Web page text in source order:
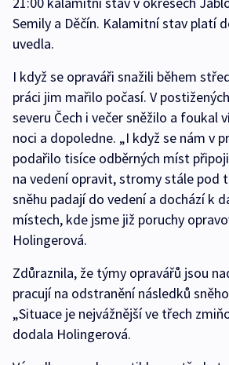
Semily a Děčín. Kalamitní stav platí
uvedla.
I když se opraváři snažili během
práci jim mařilo počasí. V
severu Čech i večer sněžilo a foukal
noci a dopoledne. „I když se nám v
podařilo tisíce odběrných míst
na vedení opravit, stromy stále pod
sněhu padají do vedení a dochází k
místech, kde jsme již poruchy
Holingerová.
Zdůraznila, že týmy opravářů jsou
pracují na odstranění následků
„Situace je nejvážnější ve třech
dodala Holingerová.